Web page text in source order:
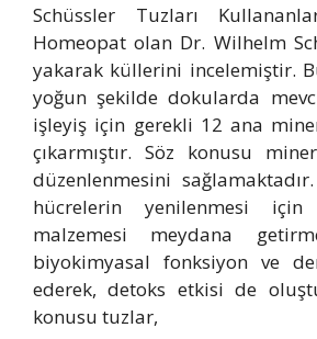
Schüssler Tuzları
Homeopat olan Dr. Wilhelm
yakarak küllerini incelemiştir.
yoğun şekilde dokularda
işleyiş için gerekli 12 ana
çıkarmıştır. Söz konusu
düzenlenmesini
hücrelerin yenilenmesi
malzemesi meydana
biyokimyasal fonksiyon ve
ederek, detoks etkisi de
konusu tuzlar,